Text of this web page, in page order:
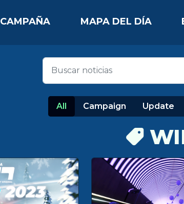
CAMPAÑA MAPA DEL DÍA
All Campaign Update